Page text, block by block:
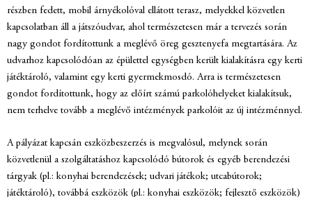
részben fedett, mobil árnyékolóval ellátott terasz, melyekkel közvetlen
kapcsolatban áll a játszóudvar, ahol természetesen már a tervezés során
nagy gondot fordítottunk a meglévő öreg gesztenyefa megtartására. Az
udvarhoz kapcsolódóan az épülettel egységben került kialakításra egy kerti
játéktároló, valamint egy kerti gyermekmosdó. Arra is természetesen
gondot fordítottunk, hogy az előírt számú parkolóhelyeket kialakítsuk,
nem terhelve tovább a meglévő intézmények parkolóit az új intézménnyel.
A pályázat kapcsán eszközbeszerzés is megvalósul, melynek során
közvetlenül a szolgáltatáshoz kapcsolódó bútorok és egyéb berendezési
tárgyak (pl.: konyhai berendezések; udvari játékok; utcabútorok;
játéktároló), továbbá eszközök (pl.: konyhai eszközök; fejlesztő eszközök)